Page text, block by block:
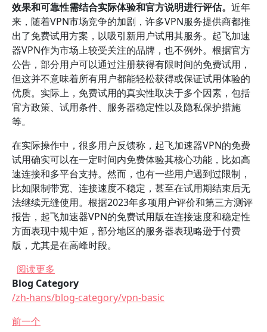
效果和可靠性需结合实际体验和官方说明进行评估。 近年
来，随着VPN市场竞争的加剧，许多VPN服务提供商都推
出了免费试用方案，以吸引新用户试用其服务。起飞加速
器VPN作为市场上较受关注的品牌，也不例外。根据官方
公告，部分用户可以通过注册获得有限时间的免费试用，
但这并不意味着所有用户都能轻松获得或保证试用体验的
优质。实际上，免费试用的真实性取决于多个因素，包括
官方政策、试用条件、服务器稳定性以及隐私保护措施
等。
在实际操作中，很多用户反馈称，起飞加速器VPN的免费
试用确实可以在一定时间内免费体验其核心功能，比如高
速连接和多平台支持。然而，也有一些用户遇到过限制，
比如限制带宽、连接速度不稳定，甚至在试用期结束后无
法继续无缝使用。根据2023年多项用户评价和第三方测评
报告，起飞加速器VPN的免费试用版在连接速度和稳定性
方面表现中规中矩，部分地区的服务器表现略逊于付费
版，尤其是在高峰时段。
阅读更多
Blog Category
/zh-hans/blog-category/vpn-basic
前一个